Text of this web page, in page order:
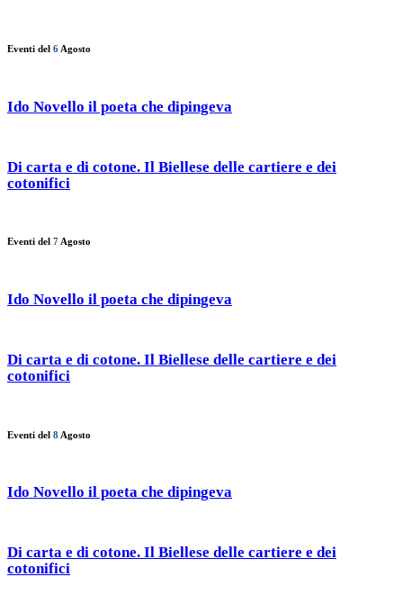
Eventi del 6 Agosto
Ido Novello il poeta che dipingeva
Di carta e di cotone. Il Biellese delle cartiere e dei
cotonifici
Eventi del 7 Agosto
Ido Novello il poeta che dipingeva
Di carta e di cotone. Il Biellese delle cartiere e dei
cotonifici
Eventi del 8 Agosto
Ido Novello il poeta che dipingeva
Di carta e di cotone. Il Biellese delle cartiere e dei
cotonifici